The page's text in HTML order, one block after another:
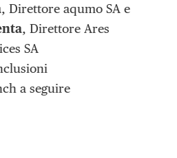
, Direttore aqumo SA e
, Direttore Ares
SA
a seguire